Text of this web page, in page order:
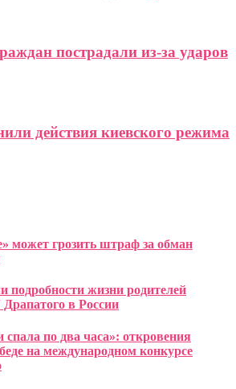
пострадали из-за ударов
действия киевского режима
может грозить штраф за обман
жизни родителей
в России
спала по два часа»: откровения
на международном конкурсе